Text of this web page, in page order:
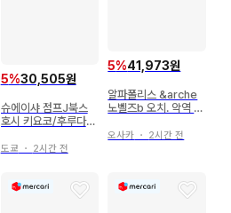
5%30,505원
슈에이샤 점프J북스
호시 키요코/후루다테
세츠반!! 7
도쿄 ・ 2시간 전
5%41,973원
알파폴리스 &arche
노벨즈b 오치. 악역 영
이탈하기로 한다. 1
오사카 ・ 2시간 전